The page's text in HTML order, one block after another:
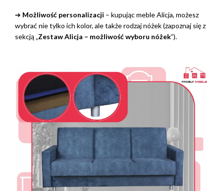
➔ Możliwość personalizacji – kupując meble Alicja, możesz
wybrać nie tylko ich kolor, ale także rodzaj nóżek (zapoznaj się z
sekcją „Zestaw Alicja – możliwość wyboru nóżek”).